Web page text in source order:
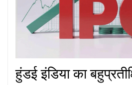
हुंडई इंडिया का